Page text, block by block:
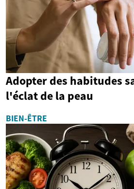
Adopter des habitudes
l'éclat de la peau
BIEN-ÊTRE